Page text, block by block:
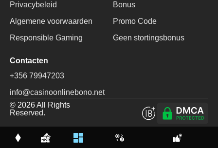
Bonus
voor eerste storting
1000€ + 250 FS
Registreren
Privacybeleid
Algemene voorwaarden
Responsible Gaming
Bonus
Promo Code
Geen stortingsbonus
Contacten
+356 79947203
info@casinoonlinebono.net
© 2026 All Rights
Reserved.